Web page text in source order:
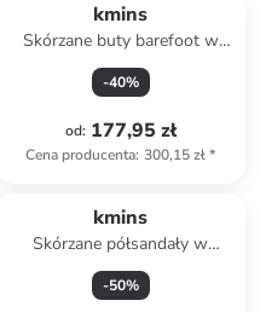
kmins
Skórzane buty barefoot w
kolorze granatowym
-40%
od: 177,95 zł
Cena producenta: 300,15 zł*
kmins
Skórzane półsandały w
kolorze brązowym
-50%